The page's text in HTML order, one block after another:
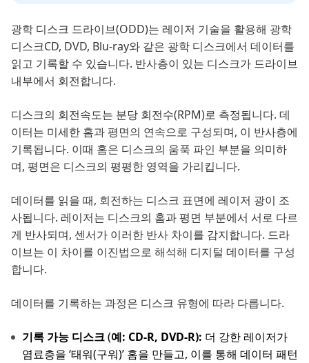
광학 디스크 드라이브(ODD)는 레이저 기술을 활용해 광학
디스크CD, DVD, Blu-ray와 같은 광학 디스크에서 데이터를
읽고 기록할 수 있습니다. 반사층이 있는 디스크가 드라이브
내부에서 회전합니다.
디스크의 회전속도는 분당 회전수(RPM)로 측정됩니다. 데
이터는 미세한 홈과 평면의 연속으로 구성되며, 이 반사층에
기록됩니다. 이때 홈은 디스크의 움푹 파인 부분을 의미하
며, 평면은 디스크의 평평한 영역을 가리킵니다.
데이터를 읽을 때, 회전하는 디스크 표면에 레이저 광이 조
사됩니다. 레이저는 디스크의 홈과 평면 부분에서 서로 다르
게 반사되며, 센서가 이러한 반사 차이를 감지합니다. 드라
이브는 이 차이를 이진법으로 해석해 디지털 데이터를 구성
합니다.
데이터를 기록하는 과정은 디스크 유형에 따라 다릅니다.
기록 가능 디스크(예: CD-R, DVD-R): 더 강한 레이저가
염료층을 ‘태워(구워)’ 홈을 만들고, 이를 통해 데이터 패턴